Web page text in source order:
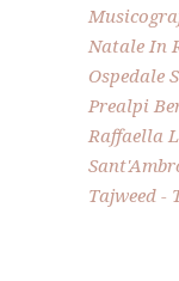
Natale In
Ospedale
Prealpi
Raffaella
Tajweed